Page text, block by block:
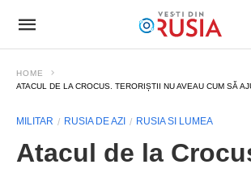
HOME
ATACUL DE LA CROCUS. TERORIȘTII NU AVEAU CUM SĂ
MILITAR RUSIA DE AZI RUSIA SI LUMEA
Atacul de la